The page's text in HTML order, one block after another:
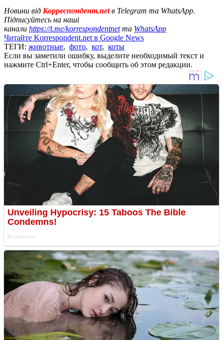
Новини від Корреспондент.netв Telegram та WhatsApp.
Підписуйтесь на наші
канали https://t.me/korrespondentnetта WhatsApp
Читайте Korrespondent.net в Google News
ТЕГИ: животные, фото, кот, коты
Если вы заметили ошибку, выделите необходимый текст и
нажмите Ctrl+Enter, чтобы сообщить об этом редакции.